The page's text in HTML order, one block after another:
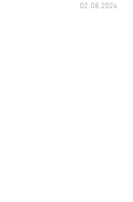
02.08.2026